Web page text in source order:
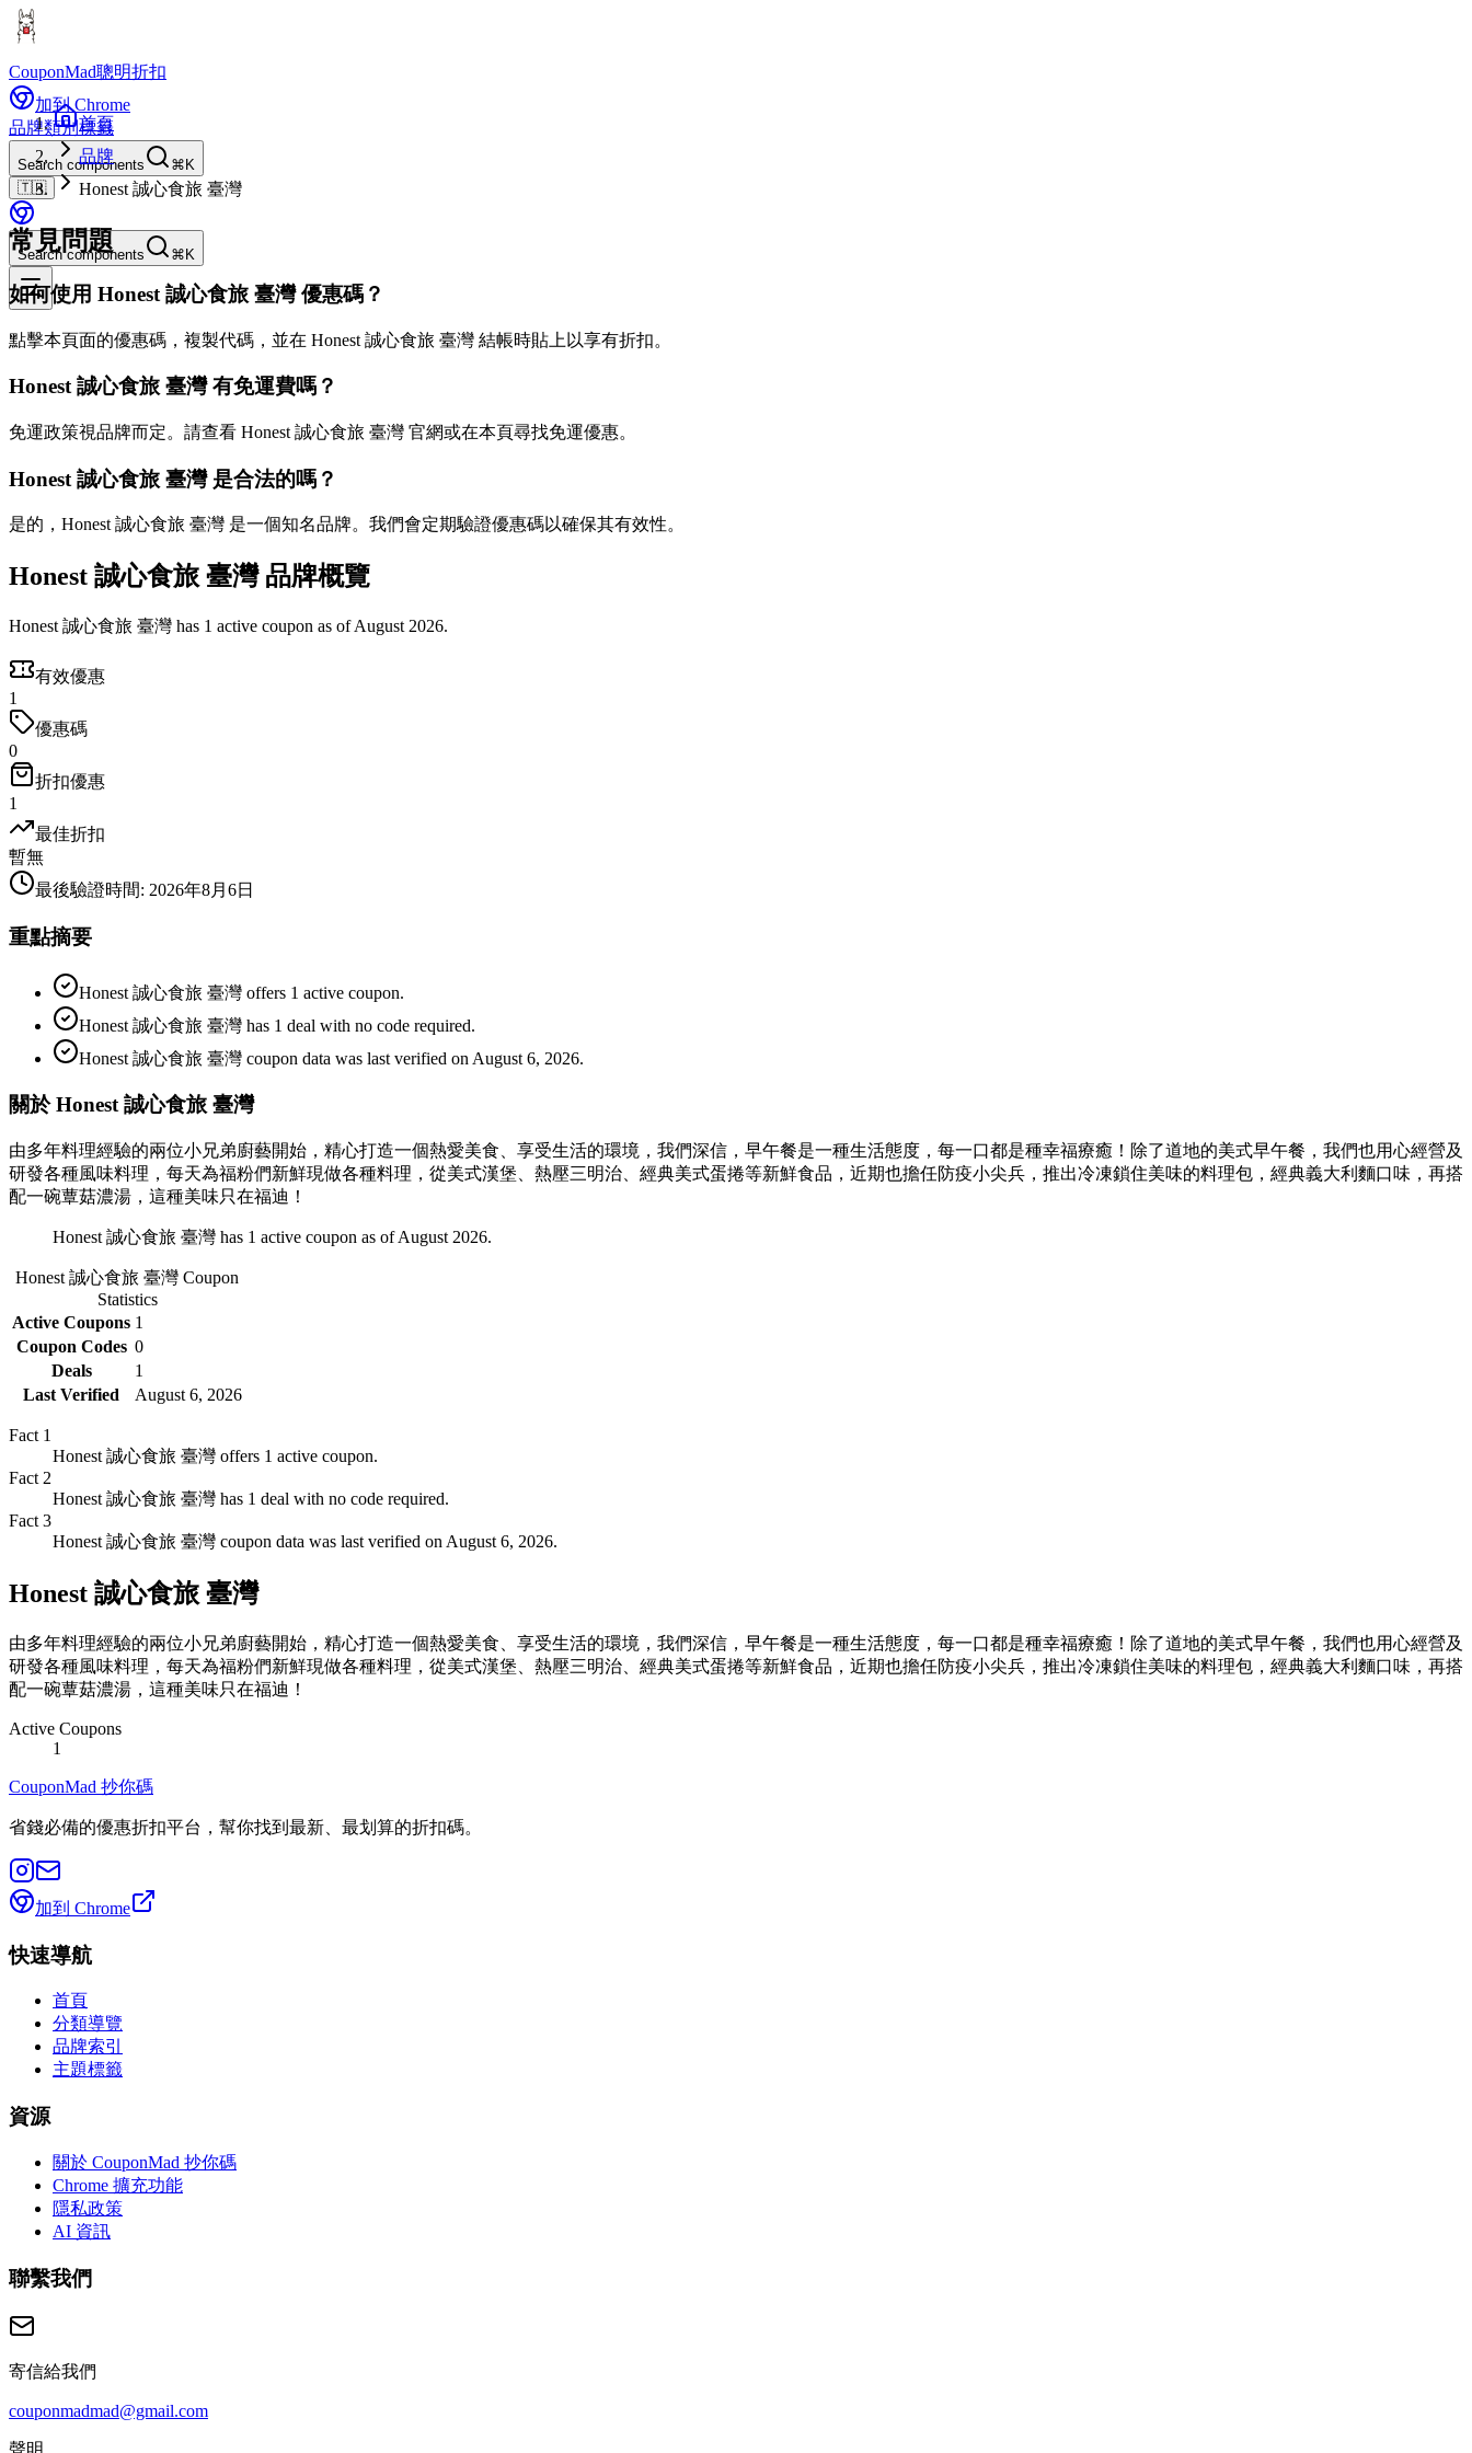
CouponMad聰明折扣
加到 Chrome
品牌類別標籤
Search components
⌘K
🇹🇼
Search components ⌘K
首頁
品牌
Honest 誠心食旅 臺灣
常見問題
如何使用 Honest 誠心食旅 臺灣 優惠碼？
點擊本頁面的優惠碼，複製代碼，並在 Honest 誠心食旅 臺灣 結帳時貼上以享有折扣。
Honest 誠心食旅 臺灣 有免運費嗎？
免運政策視品牌而定。請查看 Honest 誠心食旅 臺灣 官網或在本頁尋找免運優惠。
Honest 誠心食旅 臺灣 是合法的嗎？
是的，Honest 誠心食旅 臺灣 是一個知名品牌。我們會定期驗證優惠碼以確保其有效性。
Honest 誠心食旅 臺灣 品牌概覽
Honest 誠心食旅 臺灣 has 1 active coupon as of August 2026.
有效優惠
1
優惠碼
0
折扣優惠
1
最佳折扣
暫無
最後驗證時間: 2026年8月6日
重點摘要
Honest 誠心食旅 臺灣 offers 1 active coupon.
Honest 誠心食旅 臺灣 has 1 deal with no code required.
Honest 誠心食旅 臺灣 coupon data was last verified on August 6, 2026.
關於 Honest 誠心食旅 臺灣
由多年料理經驗的兩位小兄弟廚藝開始，精心打造一個熱愛美食、享受生活的環境，我們深信，早午餐是一種生活態度，每一口都是種幸福療癒！除了道地的美式早午餐，我們也用心經營及
研發各種風味料理，每天為福粉們新鮮現做各種料理，從美式漢堡、熱壓三明治、經典美式蛋捲等新鮮食品，近期也擔任防疫小尖兵，推出冷凍鎖住美味的料理包，經典義大利麵口味，再搭
配一碗蕈菇濃湯，這種美味只在福迪！
Honest 誠心食旅 臺灣 has 1 active coupon as of August 2026.
Honest 誠心食旅 臺灣 Coupon
Statistics
Active Coupons 1
Coupon Codes 0
Deals
1
Last Verified
August 6, 2026
Fact 1
Honest 誠心食旅 臺灣 offers 1 active coupon.
Fact 2
Honest 誠心食旅 臺灣 has 1 deal with no code required.
Fact 3
Honest 誠心食旅 臺灣 coupon data was last verified on August 6, 2026.
Honest 誠心食旅 臺灣
由多年料理經驗的兩位小兄弟廚藝開始，精心打造一個熱愛美食、享受生活的環境，我們深信，早午餐是一種生活態度，每一口都是種幸福療癒！除了道地的美式早午餐，我們也用心經營及
研發各種風味料理，每天為福粉們新鮮現做各種料理，從美式漢堡、熱壓三明治、經典美式蛋捲等新鮮食品，近期也擔任防疫小尖兵，推出冷凍鎖住美味的料理包，經典義大利麵口味，再搭
配一碗蕈菇濃湯，這種美味只在福迪！
Active Coupons
1
CouponMad 抄你碼
省錢必備的優惠折扣平台，幫你找到最新、最划算的折扣碼。
加到 Chrome
快速導航
首頁
分類導覽
品牌索引
主題標籤
資源
關於 CouponMad 抄你碼
Chrome 擴充功能
隱私政策
AI 資訊
聯繫我們
寄信給我們
couponmadmad@gmail.com